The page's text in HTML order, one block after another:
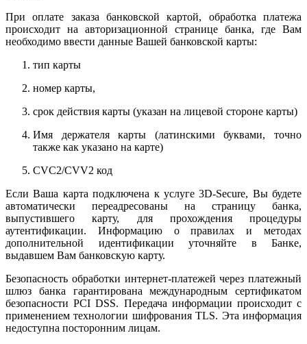
При оплате заказа банковской картой, обработка платежа
происходит на авторизационной странице банка, где Вам
необходимо ввести данные Вашей банковской карты:
тип карты
номер карты,
срок действия карты (указан на лицевой стороне карты)
Имя держателя карты (латинскими буквами, точно
также как указано на карте)
CVC2/CVV2 код
Если Ваша карта подключена к услуге 3D-Secure, Вы будете
автоматически переадресованы на страницу банка,
выпустившего карту, для прохождения процедуры
аутентификации. Информацию о правилах и методах
дополнительной идентификации уточняйте в Банке,
выдавшем Вам банковскую карту.
Безопасность обработки интернет-платежей через платежный
шлюз банка гарантирована международным сертификатом
безопасности PCI DSS. Передача информации происходит с
применением технологии шифрования TLS. Эта информация
недоступна посторонним лицам.